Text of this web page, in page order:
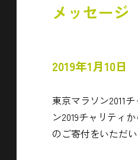
メッセージ
2019年1月10日
東京マラソン2011
ン2019チャリティ
のご寄付をいただい